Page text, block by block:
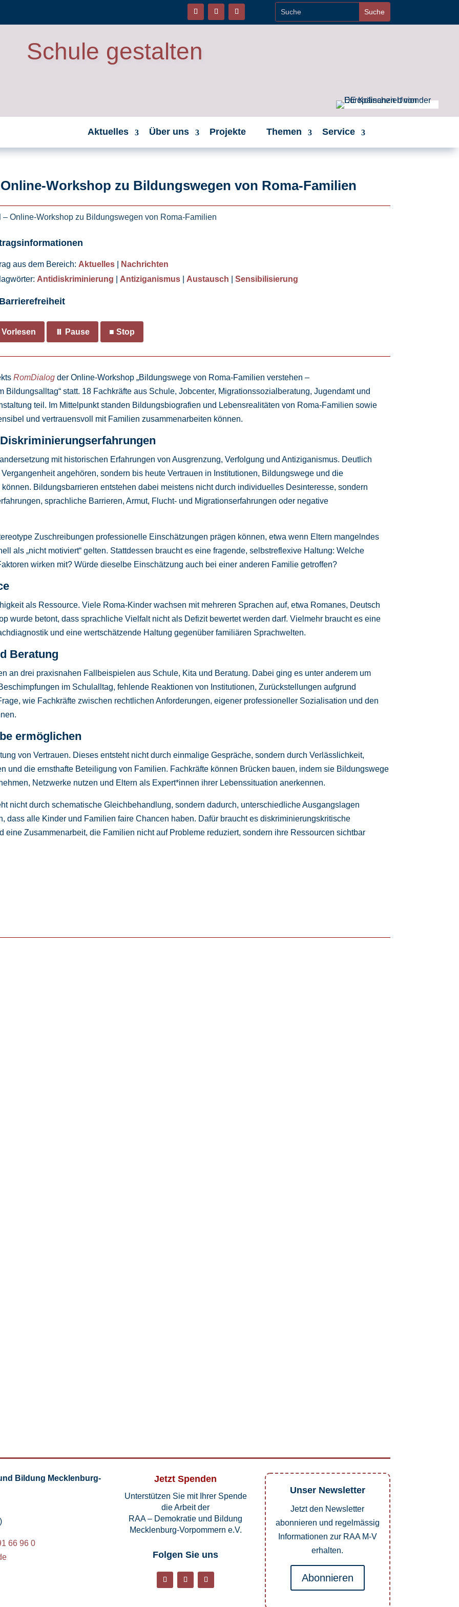
Schule gestalten
Aktuelles Über uns Projekte Themen Service
Workshop zu Bildungswegen von Roma-Familien
– Online-Workshop zu Bildungswegen von Roma-Familien
aus dem Bereich: Aktuelles|
Nachrichten
Antidiskriminierung Antiziganismus| Austausch Sensibilisierung
Barrierefreiheit
⏸ Pause ■ Stop
RomDialog der Online-Workshop „Bildungswege von Roma-Familien verstehen –
statt. 18 Fachkräfte aus Schule, Jobcenter, Migrationssozialberatung, Jugendamt und
teil. Im Mittelpunkt standen Bildungsbiografien und Lebensrealitäten von Roma-Familien sowie
und vertrauensvoll mit Familien zusammenarbeiten können.
mit historischen Erfahrungen von Ausgrenzung, Verfolgung und Antiziganismus. Deutlich
angehören, sondern bis heute Vertrauen in Institutionen, Bildungswege und die
Bildungsbarrieren entstehen dabei meistens nicht durch individuelles Desinteresse, sondern
sprachliche Barrieren, Armut, Flucht- und Migrationserfahrungen oder negative
Zuschreibungen professionelle Einschätzungen prägen können, etwa wenn Eltern mangelndes
als „nicht motiviert“ gelten. Stattdessen braucht es eine fragende, selbstreflexive Haltung: Welche
wirken mit? Würde dieselbe Einschätzung auch bei einer anderen Familie getroffen?
als Ressource. Viele Roma-Kinder wachsen mit mehreren Sprachen auf, etwa Romanes, Deutsch
wurde betont, dass sprachliche Vielfalt nicht als Defizit bewertet werden darf. Vielmehr braucht es eine
und eine wertschätzende Haltung gegenüber familiären Sprachwelten.
Beratung
an drei praxisnahen Fallbeispielen aus Schule, Kita und Beratung. Dabei ging es unter anderem um
im Schulalltag, fehlende Reaktionen von Institutionen, Zurückstellungen aufgrund
wie Fachkräfte zwischen rechtlichen Anforderungen, eigener professioneller Sozialisation und den
ermöglichen
von Vertrauen. Dieses entsteht nicht durch einmalige Gespräche, sondern durch Verlässlichkeit,
und die ernsthafte Beteiligung von Familien. Fachkräfte können Brücken bauen, indem sie Bildungswege
Netzwerke nutzen und Eltern als Expert*innen ihrer Lebenssituation anerkennen.
nicht durch schematische Gleichbehandlung, sondern dadurch, unterschiedliche Ausgangslagen
dass alle Kinder und Familien faire Chancen haben. Dafür braucht es diskriminierungskritische
eine Zusammenarbeit, die Familien nicht auf Probleme reduziert, sondern ihre Ressourcen sichtbar
Bildung Mecklenburg-
66 96 0
Jetzt Spenden
Unterstützen Sie mit Ihrer Spende
die Arbeit der
RAA – Demokratie und Bildung
Mecklenburg-Vorpommern e.V.
Folgen Sie uns
Unser Newsletter
Jetzt den Newsletter
abonnieren und regelmässig
Informationen zur RAA M-V
erhalten.
Abonnieren